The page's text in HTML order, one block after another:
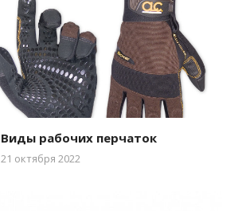
Виды рабочих перчаток
21 октября 2022